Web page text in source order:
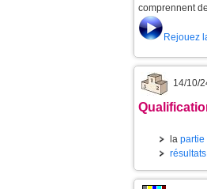
comprennent
Rejouez
14/10/
la partie